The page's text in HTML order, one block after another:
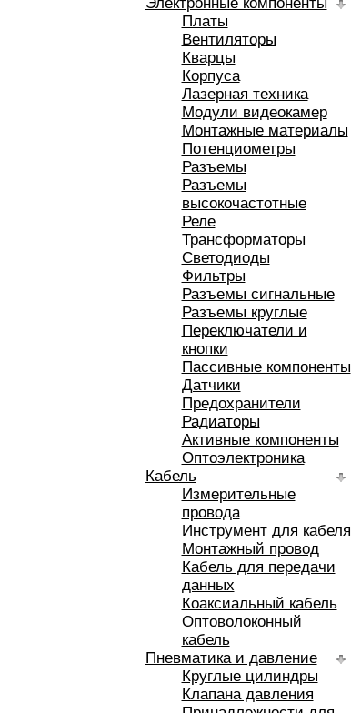
Платы
Вентиляторы
Кварцы
Корпуса
Лазерная техника
Модули видеокамер
Монтажные материалы
Потенциометры
Разъемы
Разъемы
высокочастотные
Реле
Трансформаторы
Светодиоды
Фильтры
Разъемы сигнальные
Разъемы круглые
Переключатели и
кнопки
Пассивные компоненты
Датчики
Предохранители
Радиаторы
Активные компоненты
Оптоэлектроника
Кабель
Измерительные
провода
Инструмент для кабеля
Монтажный провод
Кабель для передачи
данных
Коаксиальный кабель
Оптоволоконный
кабель
Пневматика и давление
Круглые цилиндры
Клапана давления